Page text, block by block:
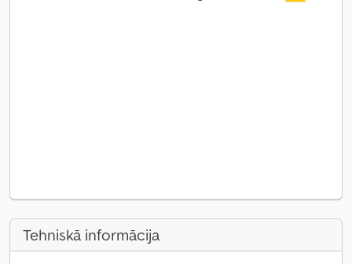
Tehniskā informācija